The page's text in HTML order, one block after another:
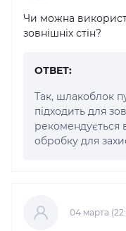
Чи можна
зовнішніх стін?
ОТВЕТ:
Так, шлакоблок
підходить для
рекомендується
обробку для
04 марта